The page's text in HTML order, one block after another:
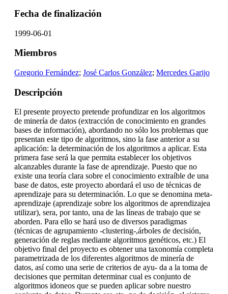
Fecha de finalización
1999-06-01
Miembros
Gregorio Fernández; José Carlos González; Mercedes Garijo
Descripción
El presente proyecto pretende profundizar en los algoritmos
de minería de datos (extracción de conocimiento en grandes
bases de información), abordando no sólo los problemas que
presentan este tipo de algoritmos, sino la fase anterior a su
aplicación: la determinación de los algoritmos a aplicar. Esta
primera fase será la que permita establecer los objetivos
alcanzables durante la fase de aprendizaje. Puesto que no
existe una teoría clara sobre el conocimiento extraíble de una
base de datos, este proyecto abordará el uso de técnicas de
aprendizaje para su determinación. Lo que se denomina meta-
aprendizaje (aprendizaje sobre los algoritmos de aprendizajea
utilizar), sera, por tanto, una de las líneas de trabajo que se
aborden. Para ello se hará uso de diversos paradigmas
(técnicas de agrupamiento -clustering-,árboles de decisión,
generación de reglas mediante algoritmos genéticos, etc.) El
objetivo final del proyecto es obtener una taxonomía completa
parametrizada de los diferentes algoritmos de minería de
datos, así como una serie de criterios de ayu- da a la toma de
decisiones que permitan determinar cual es conjunto de
algoritmos idoneos que se pueden aplicar sobre nuestro